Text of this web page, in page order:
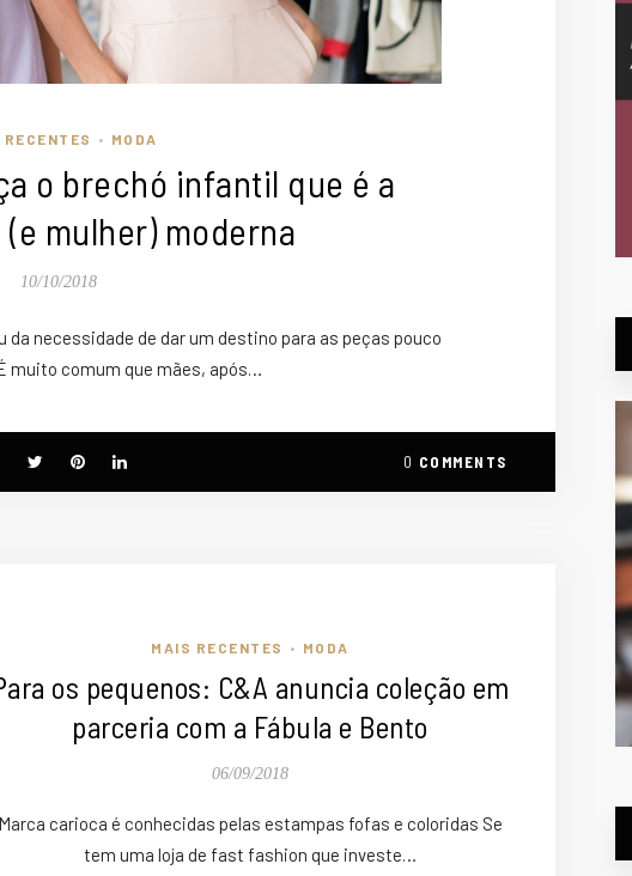
• MODA
o brechó infantil que é a
mulher) moderna
10/10/2018
necessidade de dar um destino para as peças pouco
muito comum que mães, após…
0 COMMENTS
MAIS RECENTES • MODA
os pequenos: C&A anuncia coleção em
parceria com a Fábula e Bento
06/09/2018
carioca é conhecidas pelas estampas fofas e coloridas Se
tem uma loja de fast fashion que investe…